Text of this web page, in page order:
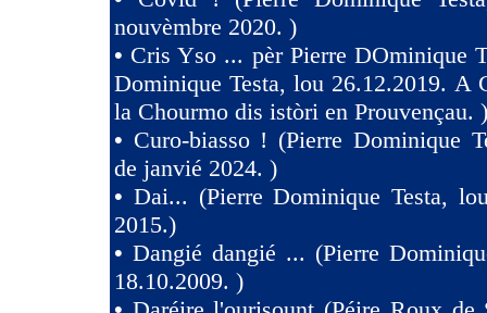
nouvèmbre 2020. )
• Cris Yso ... pèr Pierre DOminique
Dominique Testa, lou 26.12.2019. A
la Chourmo dis istòri en Prouvençau. )
• Curo-biasso ! (Pierre Dominique
de janvié 2024. )
• Dai... (Pierre Dominique Testa,
2015.)
• Dangié dangié ... (Pierre
18.10.2009. )